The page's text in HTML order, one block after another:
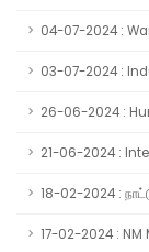
04-07-2024 :
03-07-2024 :
26-06-2024 :
21-06-2024 :
18-02-2024 :
17-02-2024 : NM